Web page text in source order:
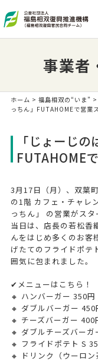
事業者
ホーム > 福島相双の“いま” >
っちん」FUTAHOMEで営業
「じょーじの
FUTAHOME
3月17日（月）、双葉
の1階 カフェ・チャレ
っちん」 の営業がスタ
当日は、店長の若松香
んをはじめ多くのお客
げたてのフライドポテ
囲気に包まれました。
✔メニューはこちら！
🔸 ハンバーガー 350円
🔸 ダブルバーガー
🔸 チーズバーガー 400
🔸 ダブルチーズバー
🔸 フライドポテト S
🔸 ドリンク（ウーロ